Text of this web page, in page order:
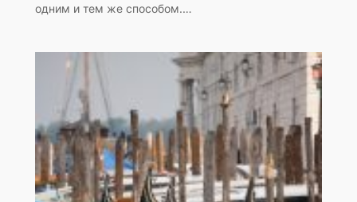
одним и тем же способом.…